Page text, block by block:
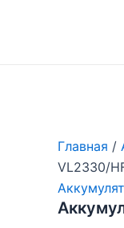
Главная /
VL2330/